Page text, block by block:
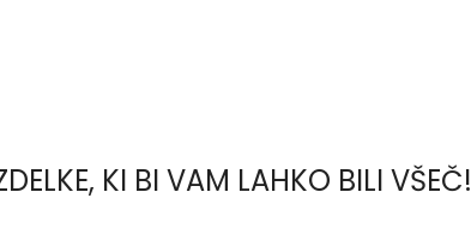
KI BI VAM LAHKO BILI VŠEČ!